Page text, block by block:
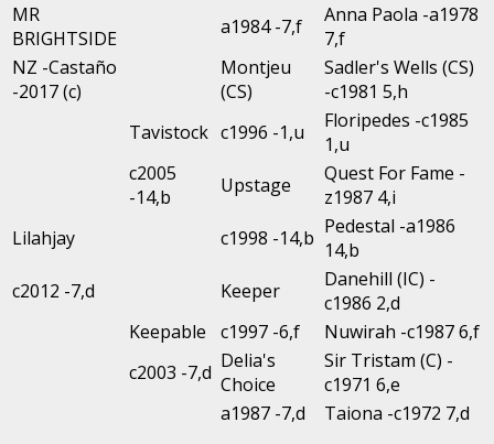
MR
BRIGHTSIDE
a1984 -7,f
Anna Paola -a1978
7,f
NZ -Castaño
-2017 (c)
Montjeu
(CS)
Sadler's Wells (CS)
-c1981 5,h
Tavistock c1996 -1,u
Floripedes -c1985
1,u
c2005
-14,b
Upstage
Quest For Fame -
z1987 4,i
Lilahjay
c1998 -14,b Pedestal -a1986
14,b
c2012 -7,d
Keeper
Danehill (IC) -
c1986 2,d
Keepable
c1997 -6,f
Nuwirah -c1987 6,f
c2003 -7,d Delia's
Choice
Sir Tristam (C) -
c1971 6,e
a1987 -7,d
Taiona -c1972 7,d